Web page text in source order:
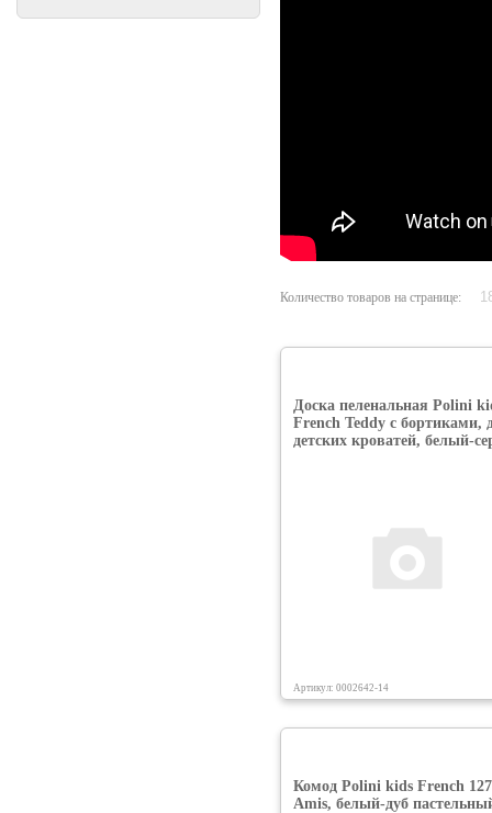
Количество товаров на странице:
Доска пеленальная Polini
French Teddy с бортиками,
детских кроватей, белый-
Артикул: 0002642-14
Комод Polini kids French
Amis, белый-дуб